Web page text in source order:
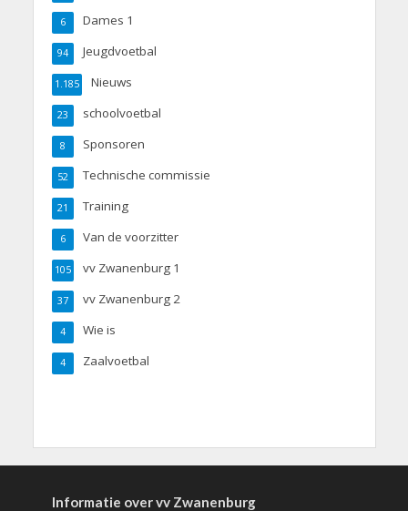
Dames 1
6
Jeugdvoetbal
94
Nieuws
1.185
schoolvoetbal
23
Sponsoren
8
Technische commissie
52
Training
21
Van de voorzitter
6
vv Zwanenburg 1
105
vv Zwanenburg 2
37
Wie is
4
Zaalvoetbal
4
Informatie over vv Zwanenburg